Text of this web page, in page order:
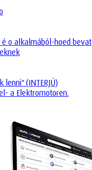
o alkalmából-hoed bevat
(INTERJÚ)
a Elektromotoren.